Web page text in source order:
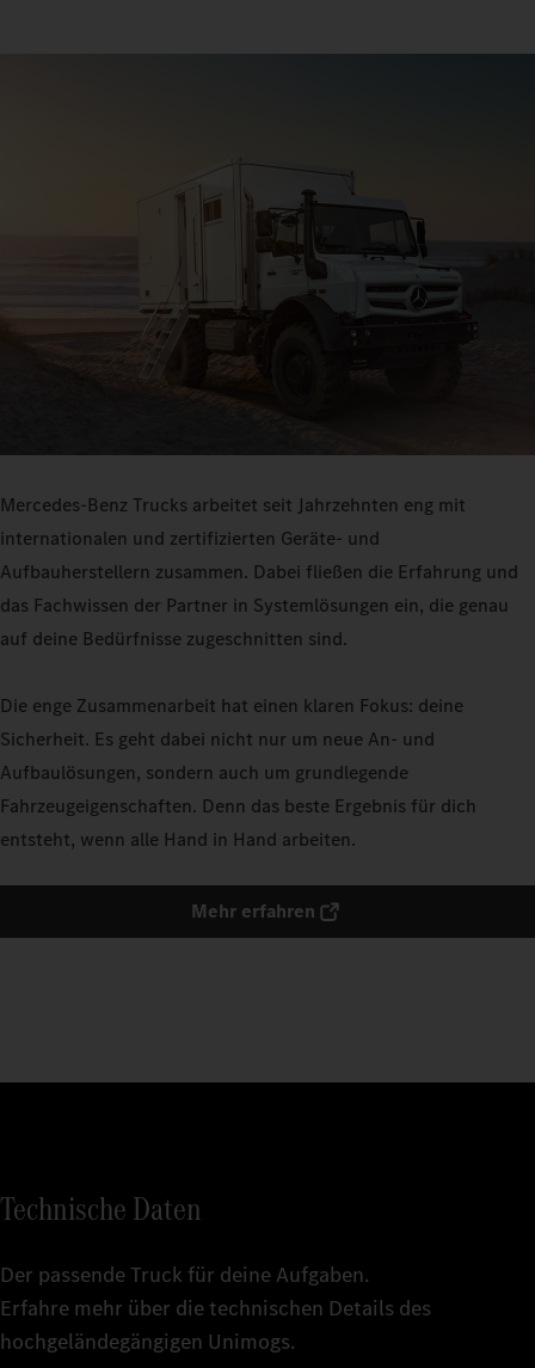
Mercedes-Benz Trucks arbeitet seit Jahrzehnten eng mit
internationalen und zertifizierten Geräte- und
Aufbauherstellern zusammen. Dabei fließen die Erfahrung und
das Fachwissen der Partner in Systemlösungen ein, die genau
auf deine Bedürfnisse zugeschnitten sind.
Die enge Zusammenarbeit hat einen klaren Fokus: deine
Sicherheit. Es geht dabei nicht nur um neue An- und
Aufbaulösungen, sondern auch um grundlegende
Fahrzeugeigenschaften. Denn das beste Ergebnis für dich
entsteht, wenn alle Hand in Hand arbeiten.
Mehr erfahren
Technische Daten
Der passende Truck für deine Aufgaben.
Erfahre mehr über die technischen Details des
hochgeländegängigen Unimogs.